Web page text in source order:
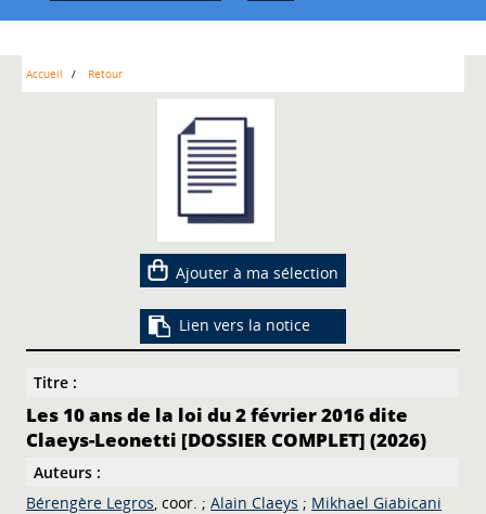
Accueil Retour
Ajouter à ma sélection
Lien vers la notice
Titre :
Les 10 ans de la loi du 2 février 2016 dite
Claeys-Leonetti [DOSSIER COMPLET] (2026)
Auteurs :
Bérengère Legros
, coor. ;Alain Claeys ; Mikhael Giabicani